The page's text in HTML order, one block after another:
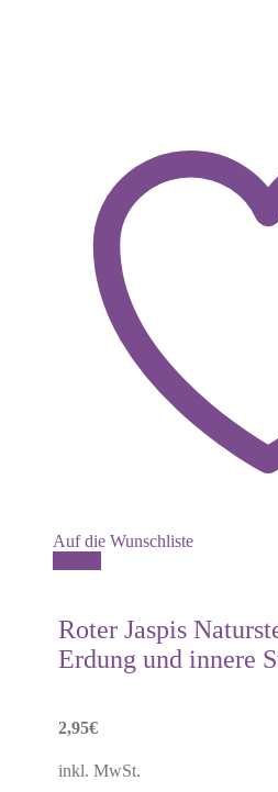
Auf die Wunschliste
Roter Jaspis
Erdung und innere
2,95€
inkl. MwSt.